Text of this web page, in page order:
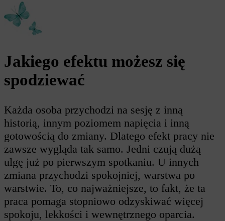
Jakiego efektu możesz się
spodziewać
Każda osoba przychodzi na sesję z inną
historią, innym poziomem napięcia i inną
gotowością do zmiany. Dlatego efekt pracy nie
zawsze wygląda tak samo. Jedni czują dużą
ulgę już po pierwszym spotkaniu. U innych
zmiana przychodzi spokojniej, warstwa po
warstwie. To, co najważniejsze, to fakt, że ta
praca pomaga stopniowo odzyskiwać więcej
spokoju, lekkości i wewnętrznego oparcia.